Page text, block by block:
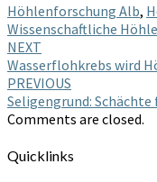
Höhlenforschung Alb,
Wissenschaftliche
Post
navigation
NEXT
Wasserflohkrebs wird
PREVIOUS
Seligengrund:
Comments are closed.
Quicklinks